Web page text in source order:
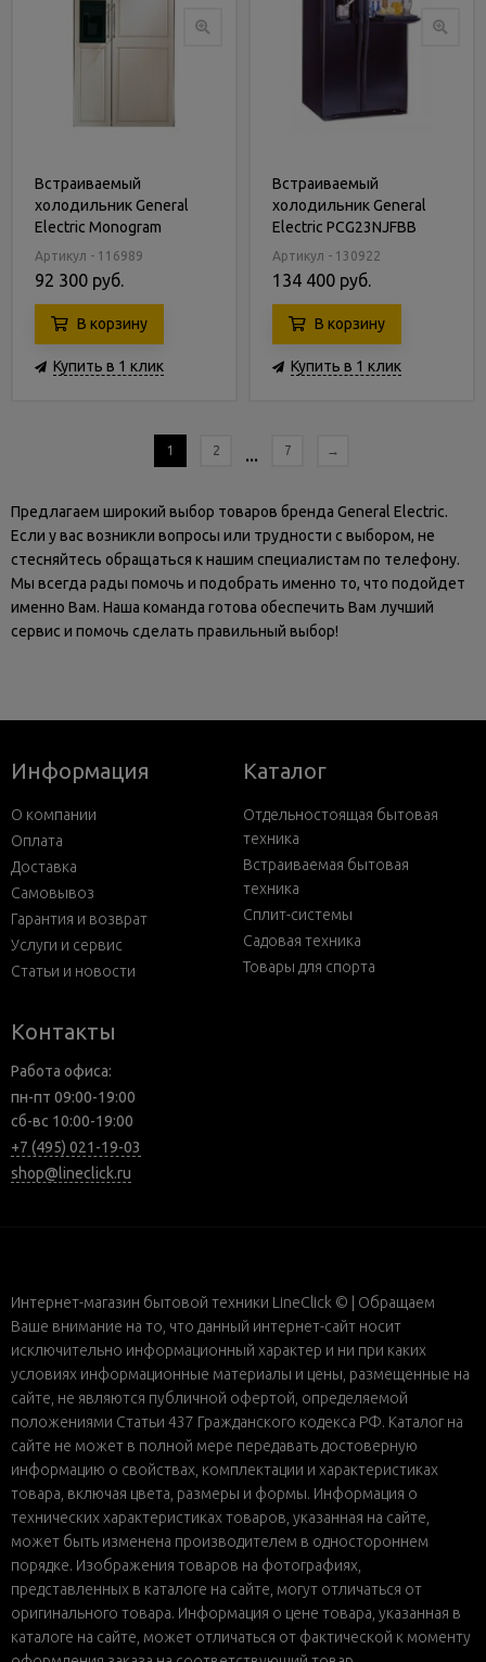
Встраиваемый
холодильник General
Electric Monogram
ZSEB420DY
Артикул - 116989
92 300 руб.
В корзину
Купить в 1 клик
Встраиваемый
холодильник General
Electric PCG23NJFBB
Артикул - 130922
134 400 руб.
В корзину
Купить в 1 клик
1 2 ... 7 →
Предлагаем широкий выбор товаров бренда General Electric.
Если у вас возникли вопросы или трудности с выбором, не
стесняйтесь обращаться к нашим специалистам по телефону.
Мы всегда рады помочь и подобрать именно то, что подойдет
именно Вам. Наша команда готова обеспечить Вам лучший
сервис и помочь сделать правильный выбор!
Информация
О компании
Оплата
Доставка
Самовывоз
Гарантия и возврат
Услуги и сервис
Статьи и новости
Каталог
Отдельностоящая бытовая
техника
Встраиваемая бытовая
техника
Сплит-системы
Садовая техника
Товары для спорта
Контакты
Работа офиса:
пн-пт 09:00-19:00
сб-вс 10:00-19:00
+7 (495) 021-19-03
shop@lineclick.ru
Интернет-магазин бытовой техники LineClick © | Обращаем
Ваше внимание на то, что данный интернет-сайт носит
исключительно информационный характер и ни при каких
условиях информационные материалы и цены, размещенные на
сайте, не являются публичной офертой, определяемой
положениями Статьи 437 Гражданского кодекса РФ. Каталог на
сайте не может в полной мере передавать достоверную
информацию о свойствах, комплектации и характеристиках
товара, включая цвета, размеры и формы. Информация о
технических характеристиках товаров, указанная на сайте,
может быть изменена производителем в одностороннем
порядке. Изображения товаров на фотографиях,
представленных в каталоге на сайте, могут отличаться от
оригинального товара. Информация о цене товара, указанная в
каталоге на сайте, может отличаться от фактической к моменту